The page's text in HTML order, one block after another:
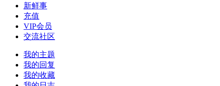
新鲜事
充值
VIP会员
交流社区
我的主题
我的回复
我的收藏